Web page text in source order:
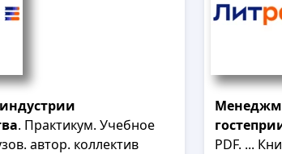
индустрии
. Практикум. Учебное
автор. коллектив
PDF. ...